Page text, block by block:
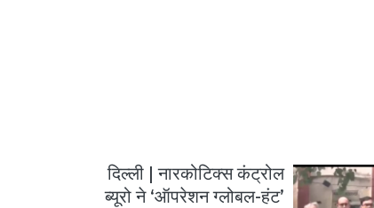
दिल्ली | नारकोटिक्स कंट्रोल
ब्यूरो ने ‘ऑपरेशन ग्लोबल-हंट’